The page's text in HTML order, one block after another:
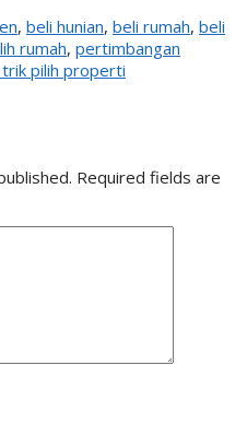
, beli hunian, beli rumah, beli
rumah, pertimbangan
pilih properti
Required fields are